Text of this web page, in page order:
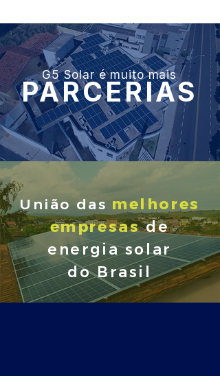
G5 Solar é muito mais
PARCERIAS
União das melhores
empresasde
energia solar
do Brasil